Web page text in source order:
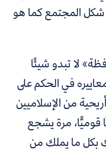
شكل المجتمع كما هو
لا تبدو شيئًا
في الحكم على
من الإسلاميين
قوميًّا، مرة يشجع
بكل ما يملك من